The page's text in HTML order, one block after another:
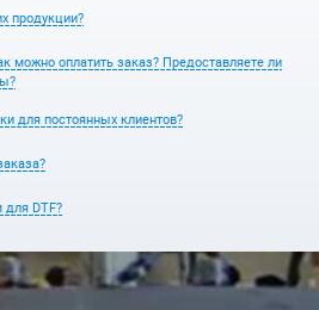
продукции?
можно оплатить заказ? Предоставляете ли
для постоянных клиентов?
для DTF?